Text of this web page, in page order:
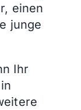
einen
junge
Ihr